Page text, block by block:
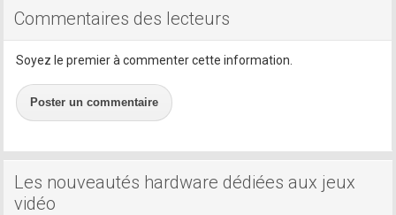
Commentaires des lecteurs
Soyez le premier à commenter cette information.
Poster un commentaire
Les nouveautés hardware dédiées aux jeux
vidéo